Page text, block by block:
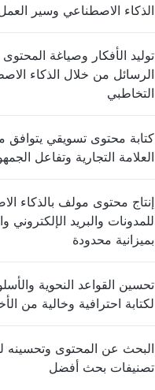
الذكاء الاصطناعي وسير
توليد الأفكار وصياغة
الرسائل من خلال الذكاء
التخاطبي
كتابة محتوى تسويقي
العلامة التجارية وتفاعل
إنتاج محتوى مولف بالذكاء
للمدونات والبريد الإلكتروني
بميزانية محدودة
تحسين القواعد النحوية
لكتابة احترافية وخالية من
البحث عن المحتوى
تصنيفات بحث أفضل